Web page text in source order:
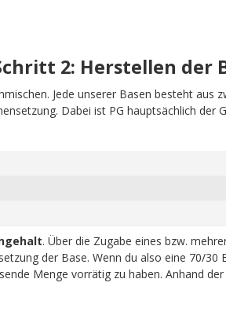
2: Herstellen der
Jede unserer Basen besteht aus
Dabei ist PG hauptsächlich der
. Über die Zugabe eines bzw.
der Base. Wenn du also eine 70/
Menge vorrätig zu haben. Anhand